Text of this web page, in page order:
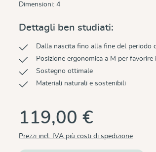
Dimensioni: 4
Dettagli ben studiati:
Dalla nascita fino alla fine del periodo
Posizione ergonomica a M per
Sostegno ottimale
Materiali naturali e sostenibili
119,00 €
Prezzi incl. IVA più costi di spedizione